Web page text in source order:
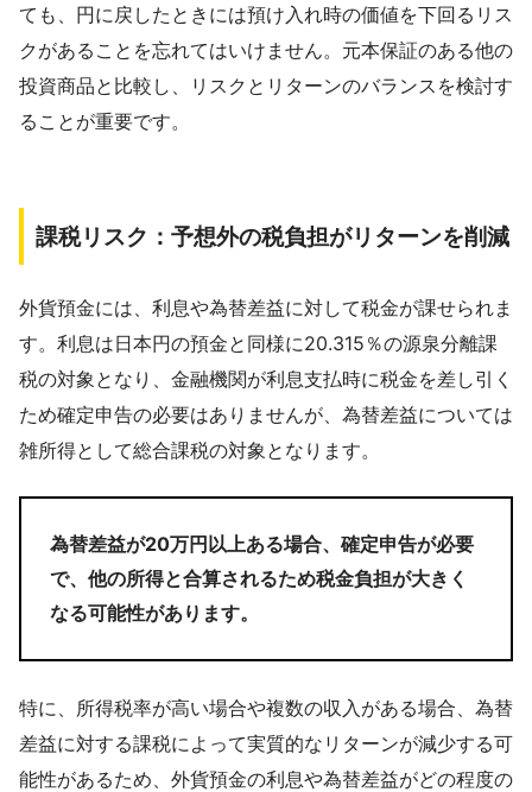
ても、円に戻したときには預け入れ時の価値を下回るリス
クがあることを忘れてはいけません。元本保証のある他の
投資商品と比較し、リスクとリターンのバランスを検討す
ることが重要です。
課税リスク：予想外の税負担がリターンを削減
外貨預金には、利息や為替差益に対して税金が課せられま
す。利息は日本円の預金と同様に20.315％の源泉分離課
税の対象となり、金融機関が利息支払時に税金を差し引く
ため確定申告の必要はありませんが、為替差益については
雑所得として総合課税の対象となります。
為替差益が20万円以上ある場合、確定申告が必要
で、他の所得と合算されるため税金負担が大きく
なる可能性があります。
特に、所得税率が高い場合や複数の収入がある場合、為替
差益に対する課税によって実質的なリターンが減少する可
能性があるため、外貨預金の利息や為替差益がどの程度の